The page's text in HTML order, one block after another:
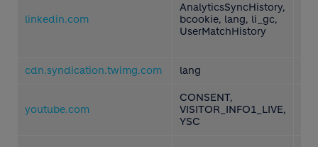
linkedin.com
AnalyticsSyncHistory,
bcookie, lang, li_gc,
UserMatchHistory
cdn.syndication.twimg.com lang
youtube.com
CONSENT,
VISITOR_INFO1_LIVE,
YSC